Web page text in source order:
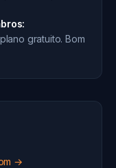
gratuito. Bom
→